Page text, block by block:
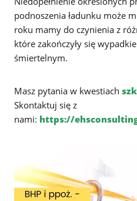
podnoszenia ładunku może
roku mamy do czynienia z
które zakończyły się
śmiertelnym.
Masz pytania w kwestiach
Skontaktuj się z
nami: https://